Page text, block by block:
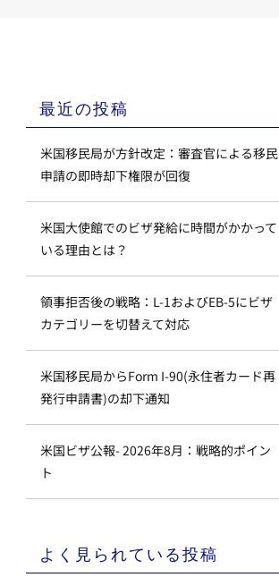
最近の投稿
米国移民局が方針改定：審査官による移民
申請の即時却下権限が回復
米国大使館でのビザ発給に時間がかかって
いる理由とは？
領事拒否後の戦略：L-1およびEB-5にビザ
カテゴリーを切替えて対応
米国移民局からForm I-90(永住者カード再
発行申請書)の却下通知
米国ビザ公報- 2026年8月：戦略的ポイン
ト
よく見られている投稿